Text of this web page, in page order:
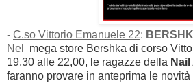
- C.so Vittorio Emanuele 22:
Nel
mega store Bershka di corso
19,30 alle 22,00, le ragazze della
faranno provare in anteprima le